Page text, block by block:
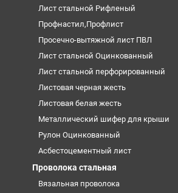
Лист стальной Рифленый
Профнастил,Профлист
Просечно-вытяжной лист ПВЛ
Лист стальной Оцинкованный
Лист стальной перфорированный
Листовая черная жесть
Листовая белая жесть
Металлический шифер для крыши
Рулон Оцинкованный
Асбестоцементный лист
Проволока стальная
Вязальная проволока